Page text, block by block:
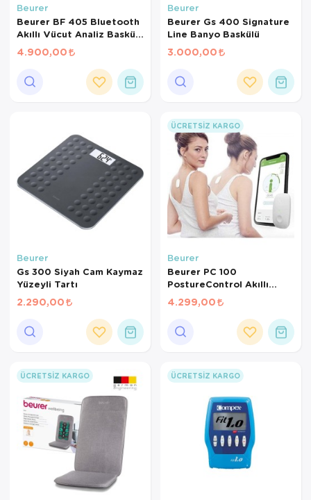
Beurer
Beurer BF 405 Bluetooth
Akıllı Vücut Analiz Baskülü
– 200 kg Kapasiteli Dijital
Yağ Ölçer
4.900,00
Beurer
Beurer Gs 400 Signature
Line Banyo Baskülü
3.000,00
Beurer
Gs 300 Siyah Cam Kaymaz
Yüzeyli Tartı
2.290,00
ÜCRETSIZ KARGO
Beurer
Beurer PC 100
PostureControl Akıllı
Duruş Eğitmeni –
Bluetooth Bağlantılı
Postür Düzeltici ve Sırt
Sağlığı Destekleyici
4.299,00
ÜCRETSIZ KARGO ÜCRETSIZ KARGO